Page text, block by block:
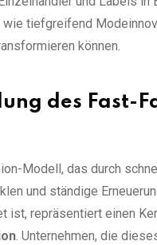
tiefgreifend
können.
des Fast-
Modell, das durch
und ständige
ist, repräsentiert einen
. Unternehmen, die